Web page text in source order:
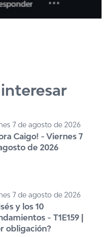
7 de agosto de 2026
Caigo! - Viernes 7
de 2026
7 de agosto de 2026
y los 10
- T1E159 |
obligación?